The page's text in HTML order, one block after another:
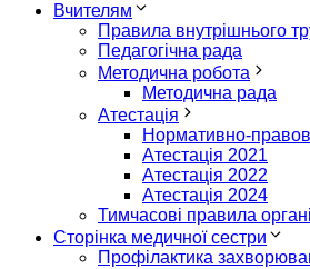
Вчителям
Правила внутрішнього
Педагогічна рада
Методична робота
Методична рада
Атестація
Нормативно-
Атестація 2021
Атестація 2022
Атестація 2024
Тимчасові правила
Сторінка медичної сестри
Профілактика